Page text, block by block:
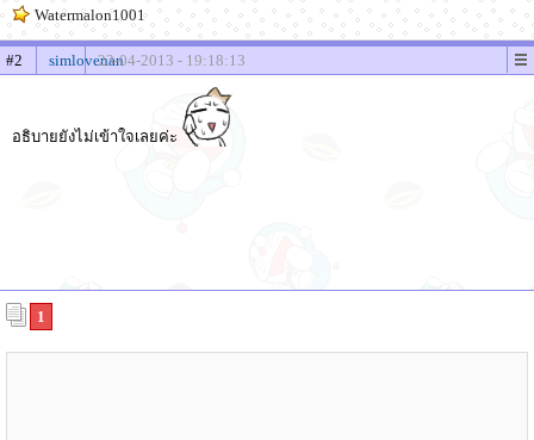
Watermalon1001
#2 simlovenan23-04-2013 - 19:18:13
อธิบายยังไม่เข้าใจเลยค่ะ
1